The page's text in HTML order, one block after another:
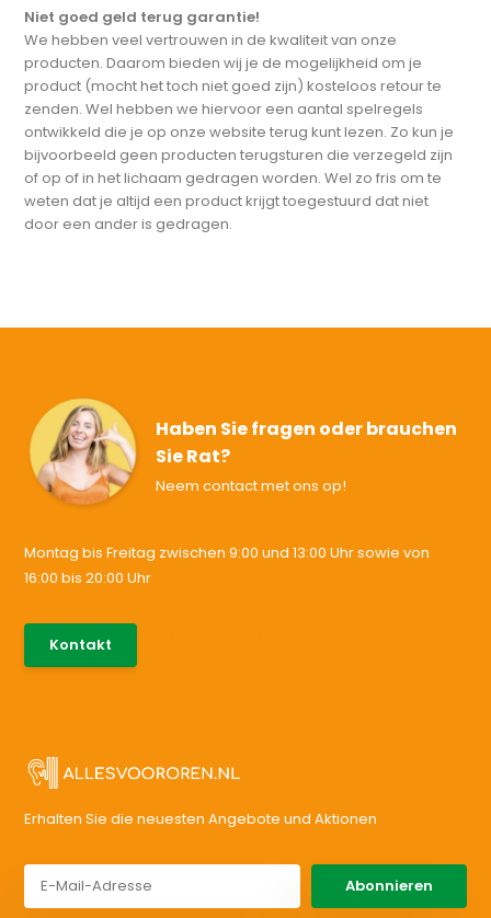
Niet goed geld terug garantie!
We hebben veel vertrouwen in de kwaliteit van onze
producten. Daarom bieden wij je de mogelijkheid om je
product (mocht het toch niet goed zijn) kosteloos retour te
zenden. Wel hebben we hiervoor een aantal spelregels
ontwikkeld die je op onze website terug kunt lezen. Zo kun je
bijvoorbeeld geen producten terugsturen die verzegeld zijn
of op of in het lichaam gedragen worden. Wel zo fris om te
weten dat je altijd een product krijgt toegestuurd dat niet
door een ander is gedragen.
Haben Sie fragen oder brauchen
Sie Rat?
Neem contact met ons op!
Montag bis Freitag zwischen 9:00 und 13:00 Uhr sowie von
16:00 bis 20:00 Uhr
Kontakt
Erhalten Sie die neuesten Angebote und Aktionen
Abonnieren